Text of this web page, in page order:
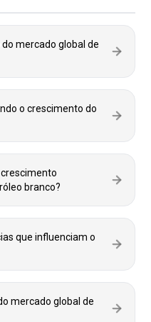
mercado global de
o crescimento do
branco?
que influenciam o
mercado global de